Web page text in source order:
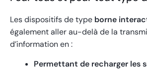
Les dispositifs de type borne
également aller au-delà de la
d’information en :
Permettant de recharger les